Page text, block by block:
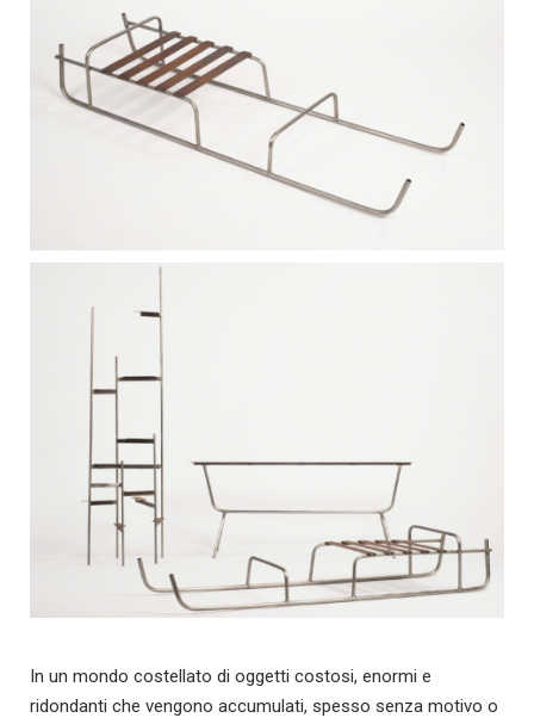
In un mondo costellato di oggetti costosi, enormi e
ridondanti che vengono accumulati, spesso senza motivo o